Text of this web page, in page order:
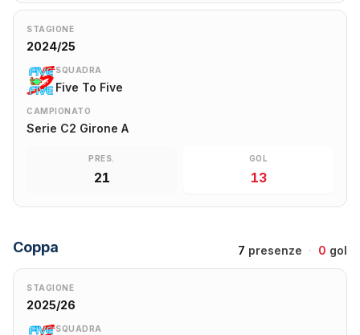
STAGIONE
2024/25
SQUADRA
Five To Five
CAMPIONATO
Serie C2 Girone A
PRES.
21
GOL
13
Coppa 7 presenze · 0 gol
STAGIONE
2025/26
SQUADRA